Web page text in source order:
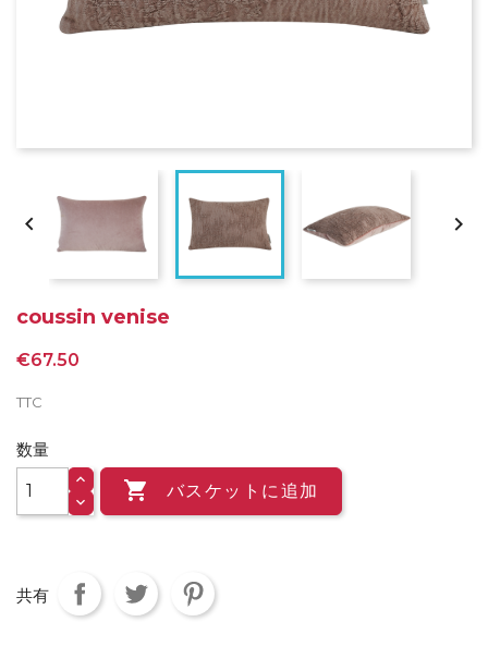
 
coussin venise
€67.50
TTC
数量
 バスケットに追加
共有